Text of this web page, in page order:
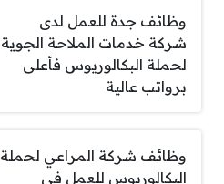
وظائف جدة للعمل لدى
شركة خدمات الملاحة الجوية
لحملة البكالوريوس فأعلى
برواتب عالية
وظائف شركة المراعي لحملة
البكالوريوس للعمل في